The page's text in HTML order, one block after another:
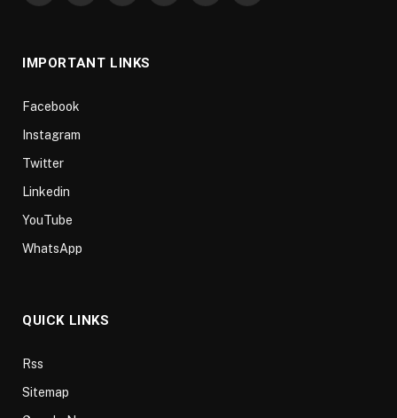
IMPORTANT LINKS
Facebook
Instagram
Twitter
Linkedin
YouTube
WhatsApp
QUICK LINKS
Rss
Sitemap